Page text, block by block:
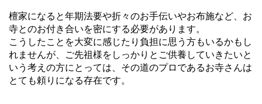
檀家になると年期法要や折々のお手伝いやお布施など、お
寺とのお付き合いを密にする必要があります。
こうしたことを大変に感じたり負担に思う方もいるかもし
れませんが、ご先祖様をしっかりとご供養していきたいと
いう考えの方にとっては、その道のプロであるお寺さんは
とても頼りになる存在です。